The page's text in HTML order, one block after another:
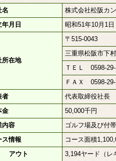
名
株式会社松阪カ
年月日
昭和51年10月1日
所在地
〒515-0043
三重県松阪市下
ＴＥＬ 0598-29-
ＦＡＸ 0598-
者
代表取締役社長
金
50,000千円
内容
ゴルフ場及び付
ス情報
コース面積
アウト
3,194ヤード（レ